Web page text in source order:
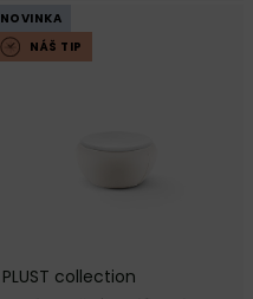
NOVINKA
NÁŠ TIP
PLUST collection